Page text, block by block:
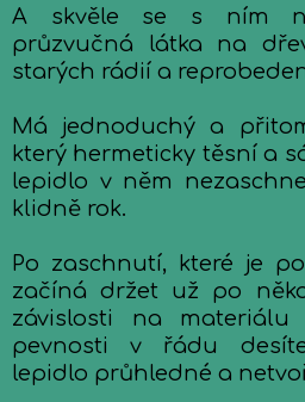
A skvěle se s ním
průzvučná látka na
starých rádií a
Má jednoduchý a
který hermeticky těsní a
lepidlo v něm
klidně rok.
Po zaschnutí, které je
začíná držet už po
závislosti na materiálu
pevnosti v řádu
lepidlo průhledné a